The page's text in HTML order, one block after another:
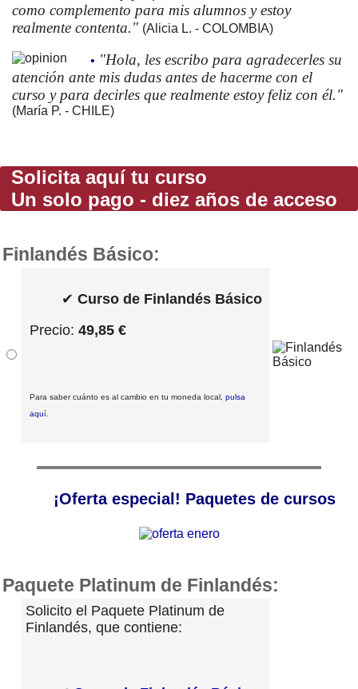
como complemento para mis alumnos y estoy
realmente contenta." (Alicia L. - COLOMBIA)
• "Hola, les escribo para agradecerles su
atención ante mis dudas antes de hacerme con el
curso y para decirles que realmente estoy feliz con él."
(María P. - CHILE)
Solicita aquí tu curso
Un solo pago - diez años de acceso
Finlandés Básico:
✔ Curso de Finlandés Básico
Precio: 49,85 €
Para saber cuánto es al cambio en tu moneda local, pulsa
aquí
¡Oferta especial! Paquetes de cursos
Paquete Platinum de Finlandés:
Solicito el Paquete Platinum de
Finlandés, que contiene: